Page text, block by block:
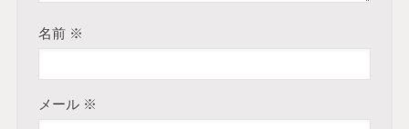
名前 ※
メール ※